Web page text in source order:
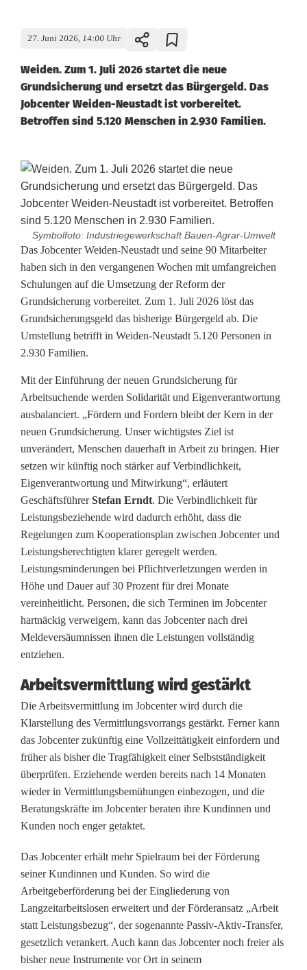
27. Juni 2026, 14:00 Uhr
Weiden. Zum 1. Juli 2026 startet die neue
Grundsicherung und ersetzt das Bürgergeld. Das
Jobcenter Weiden-Neustadt ist vorbereitet.
Betroffen sind 5.120 Menschen in 2.930 Familien.
Symbolfoto: Industriegewerkschaft Bauen-Agrar-Umwelt
N
e
u
e
G
r
u
n
d
s
i
c
h
e
r
u
g
e
r
s
e
t
z
t
B
ü
r
Das Jobcenter Weiden-Neustadt und seine 90 Mitarbeiter
haben sich in den vergangenen Wochen mit umfangreichen
Schulungen auf die Umsetzung der Reform der
Grundsicherung vorbereitet. Zum 1. Juli 2026 löst das
Grundsicherungsgeld das bisherige Bürgergeld ab. Die
Umstellung betrifft in Weiden-Neustadt 5.120 Personen in
2.930 Familien.
Mit der Einführung der neuen Grundsicherung für
Arbeitsuchende werden Solidarität und Eigenverantwortung
ausbalanciert. „Fördern und Fordern bleibt der Kern in der
neuen Grundsicherung. Unser wichtigstes Ziel ist
unverändert, Menschen dauerhaft in Arbeit zu bringen. Hier
setzen wir künftig noch stärker auf Verbindlichkeit,
Eigenverantwortung und Mitwirkung“, erläutert
GeschäftsführerStefan Erndt. Die Verbindlichkeit für
Leistungsbeziehende wird dadurch erhöht, dass die
Regelungen zum Kooperationsplan zwischen Jobcenter und
Leistungsberechtigten klarer geregelt werden.
Leistungsminderungen bei Pflichtverletzungen werden in
Höhe und Dauer auf 30 Prozent für drei Monate
vereinheitlicht. Personen, die sich Terminen im Jobcenter
hartnäckig verweigern, kann das Jobcenter nach drei
Meldeversäumnissen ihnen die Leistungen vollständig
entziehen.
Arbeitsvermittlung wird gestärkt
Die Arbeitsvermittlung im Jobcenter wird durch die
Klarstellung des Vermittlungsvorrangs gestärkt. Ferner kann
das Jobcenter zukünftig eine Vollzeittätigkeit einfordern und
früher als bisher die Tragfähigkeit einer Selbstständigkeit
überprüfen. Erziehende werden bereits nach 14 Monaten
wieder in Vermittlungsbemühungen einbezogen, und die
Beratungskräfte im Jobcenter beraten ihre Kundinnen und
Kunden noch enger getaktet.
Das Jobcenter erhält mehr Spielraum bei der Förderung
seiner Kundinnen und Kunden. So wird die
Arbeitgeberförderung bei der Eingliederung von
Langzeitarbeitslosen erweitert und der Förderansatz „Arbeit
statt Leistungsbezug“, der sogenannte Passiv-Aktiv-Transfer,
gesetzlich verankert. Auch kann das Jobcenter noch freier als
bisher neue Instrumente vor Ort in seinem